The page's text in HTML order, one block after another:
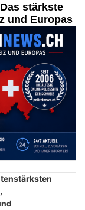
stärkste
und Europas